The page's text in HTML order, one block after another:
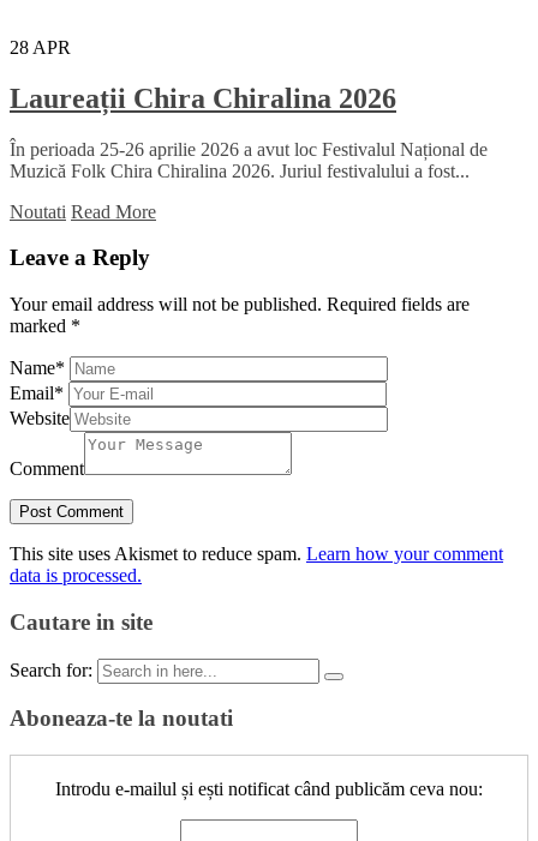
28 APR
Laureații Chira Chiralina 2026
În perioada 25-26 aprilie 2026 a avut loc Festivalul Național de
Muzică Folk Chira Chiralina 2026. Juriul festivalului a fost...
Noutati Read More
Leave a Reply
Your email address will not be published. Required fields are
marked *
Name*
Email*
Website
Comment
This site uses Akismet to reduce spam. Learn how your comment
data is processed.
Cautare in site
Search for:
Aboneaza-te la noutati
Introdu e-mailul și ești notificat când publicăm ceva nou: